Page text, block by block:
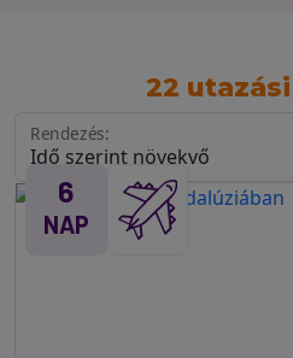
22
Rendezés:
6
NAP